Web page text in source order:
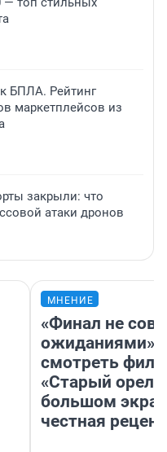
БПЛА. Рейтинг
маркетплейсов из
закрыли: что
атаки дронов
МНЕНИЕ
«Финал не
ожиданиями»:
смотреть
«Старый орел»
большом
честная